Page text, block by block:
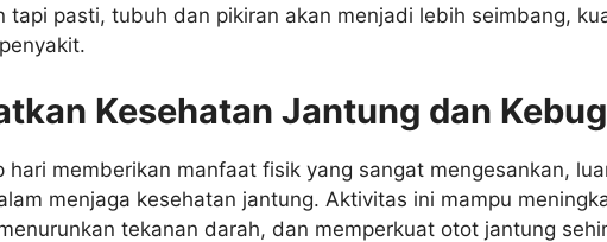
tapi pasti, tubuh dan pikiran akan menjadi lebih seimbang,
Kesehatan Jantung dan
hari memberikan manfaat fisik yang sangat mengesankan,
menjaga kesehatan jantung. Aktivitas ini mampu
tekanan darah, dan memperkuat otot jantung